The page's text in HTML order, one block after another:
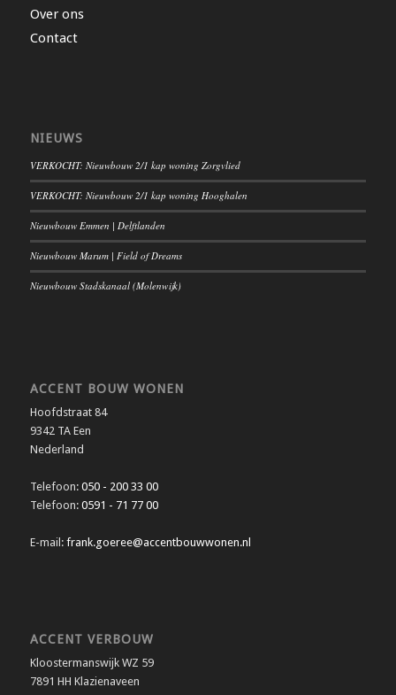
Over ons
Contact
NIEUWS
VERKOCHT: Nieuwbouw 2/1 kap woning Zorgvlied
VERKOCHT: Nieuwbouw 2/1 kap woning Hooghalen
Nieuwbouw Emmen | Delftlanden
Nieuwbouw Marum | Field of Dreams
Nieuwbouw Stadskanaal (Molenwijk)
ACCENT BOUW WONEN
Hoofdstraat 84
9342 TA Een
Nederland
Telefoon: 050 - 200 33 00
Telefoon: 0591 - 71 77 00
E-mail: frank.goeree@accentbouwwonen.nl
ACCENT VERBOUW
Kloostermanswijk WZ 59
7891 HH Klazienaveen